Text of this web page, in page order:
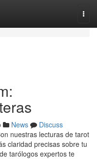
News
Discuss
nuestras lecturas de tarot
claridad precisas sobre tu
tarólogos expertos te